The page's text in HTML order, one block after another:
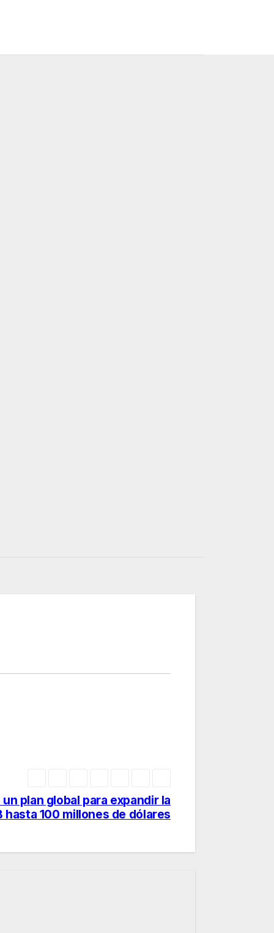
plan global para expandir la
hasta 100 millones de dólares